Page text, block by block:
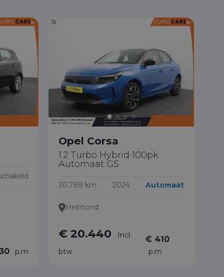
p.m
Opel Corsa
1.2 Turbo Hybrid 100pk
Automaat GS
30.789 km 2024 Automaat
Helmond
€ 20.440
Incl.
btw
€ 410
p.m